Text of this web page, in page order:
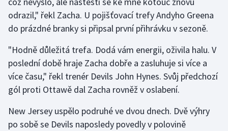
odrazil," řekl Zacha. U pojišťovací trefy Andyho Greena
do prázdné branky si připsal první přihrávku v sezoně.
"Hodně důležitá trefa. Dodá vám energii, oživila halu. V
poslední době hraje Zacha dobře a zasluhuje si více a
více času," řekl trenér Devils John Hynes. Svůj předchozí
gól proti Ottawě dal Zacha rovněž v oslabení.
New Jersey uspělo podruhé ve dvou dnech. Dvě výhry
po sobě se Devils naposledy povedly v polovině